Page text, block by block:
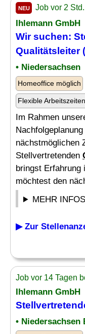
NEU Job vor 2
Ihlemann GmbH
Wir suchen:
Qualitätsleiter
• Niedersachsen
Homeoffice möglich
Flexible Arbeitszeiten
Im Rahmen
nächstmöglichen
Stellvertretenden
bringst Erfahrung
möchtest den
MEHR
▶ Zur
Job vor 14 Tagen
Ihlemann GmbH
• Niedersachsen